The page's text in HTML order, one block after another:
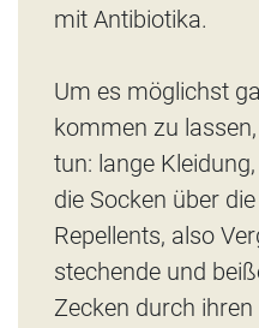
mit Antibiotika.
Um es möglichst
kommen zu
tun: lange
die Socken über
Repellents, also
stechende und
Zecken durch